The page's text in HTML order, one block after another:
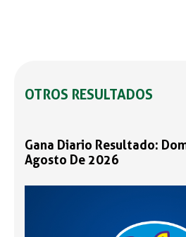
OTROS RESULTADOS
Gana Diario Resultado:
Agosto De 2026